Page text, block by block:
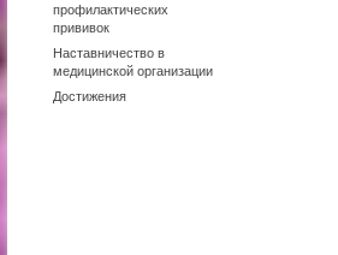
профилактических
прививок
Наставничество в
медицинской организации
Достижения